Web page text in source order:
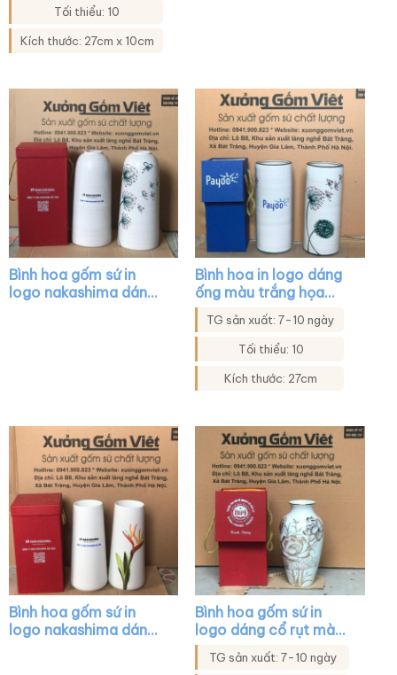
Tối thiểu: 10
Kích thước: 27cm x 10cm
Bình hoa gốm sứ in
logo nakashima dáng
Bình hoa in logo dáng
ống màu trắng họa
tiết hoa bồ công anh
XG-LH19
TG sản xuất: 7-10 ngày
Tối thiểu: 10
Kích thước: 27cm
Bình hoa gốm sứ in
logo nakashima dáng
Bình hoa gốm sứ in
logo dáng cổ rụt màu
trắng họa tiết hoa sen
XG-LH21
TG sản xuất: 7-10 ngày